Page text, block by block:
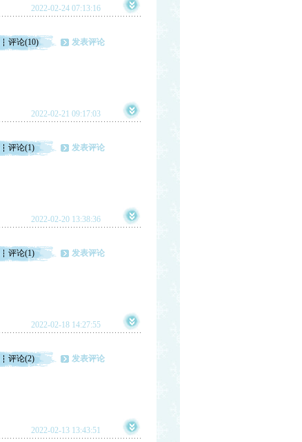
2022-02-24 07:13:16
评论(10) 发表评论
2022-02-21 09:17:03
评论(1) 发表评论
2022-02-20 13:38:36
评论(1) 发表评论
2022-02-18 14:27:55
评论(2) 发表评论
2022-02-13 13:43:51